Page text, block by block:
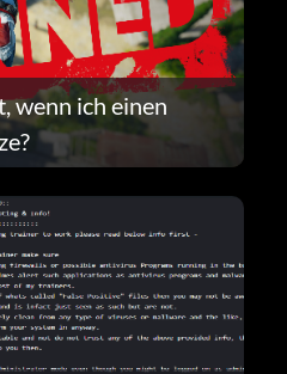
wenn ich einen